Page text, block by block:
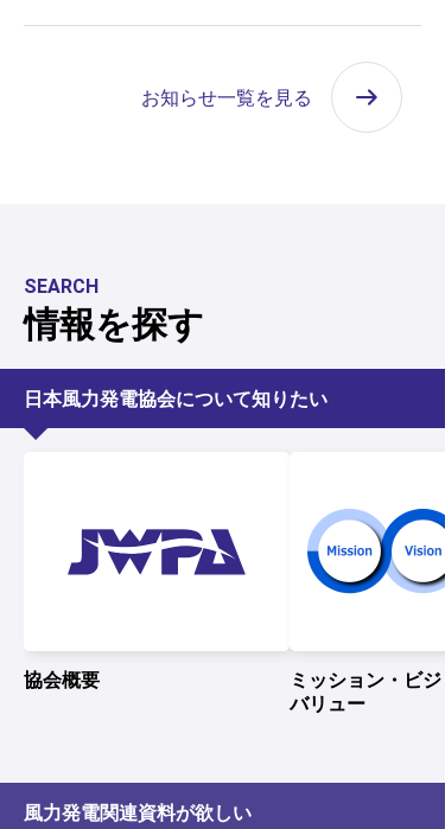
お知らせ一覧を見る
SEARCH
情報を探す
日本風力発電協会について知りたい
協会概要
ミッション・ビジ
バリュー
風力発電関連資料が欲しい